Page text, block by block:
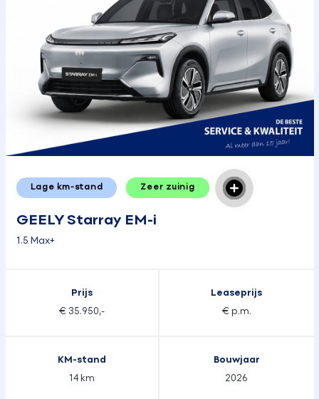
Lage km-stand Zeer zuinig
GEELY Starray EM-i
1.5 Max+
Prijs
€ 35.950,-
Leaseprijs
€ p.m.
KM-stand
14 km
Bouwjaar
2026